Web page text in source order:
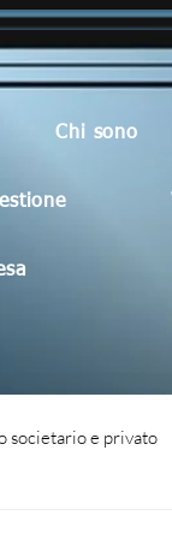
Chi sono
societario e privato